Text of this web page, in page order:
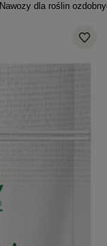
Nawozy dla roślin